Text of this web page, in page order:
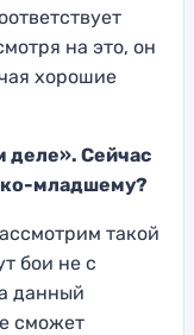
на это, он
хорошие
деле». Сейчас
младшему?
такой
бои не с
данный
сможет